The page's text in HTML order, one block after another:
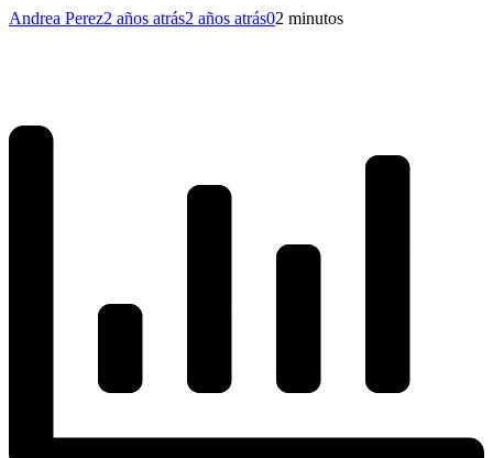
Andrea Perez2 años atrás2 años atrás02 minutos